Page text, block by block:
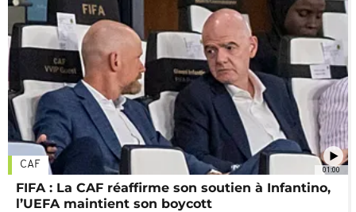
01:00
CAF
FIFA : La CAF réaffirme son soutien à Infantino,
l’UEFA maintient son boycott